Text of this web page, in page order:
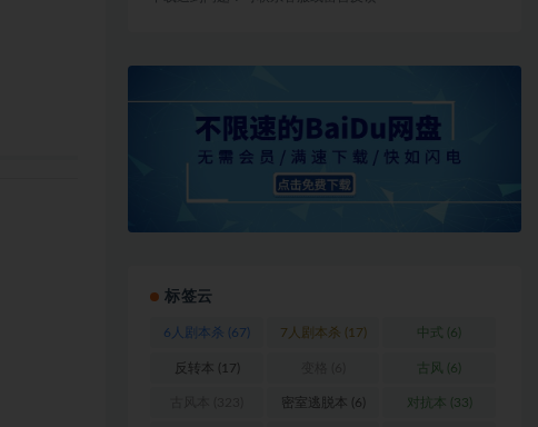
标签云
6人剧本杀 (67) 7人剧本杀 (17) 中式 (6)
反转本 (17) 古风 (6)
密室逃脱本 (6) 对抗本 (33)